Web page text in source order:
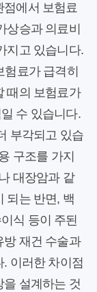
점에서 보험료
상승과 의료비
지고 있습니다.
료가 급격히
때의 보험료가
수 있습니다.
부각되고 있습
구조를 가지
대장암과 같
되는 반면, 백
식 등이 주된
방 재건 수술과
이러한 차이점
을 설계하는 것